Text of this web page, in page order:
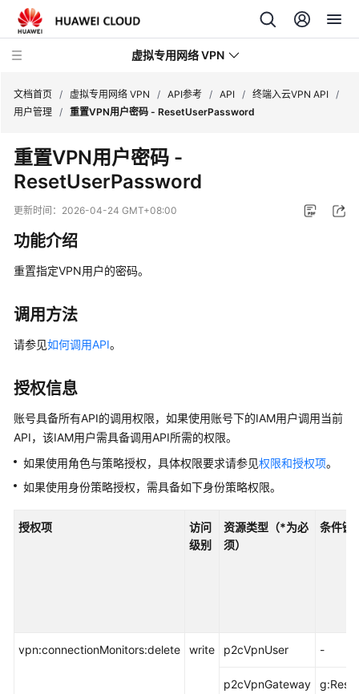
虚拟专用网络 VPN
最
新
动
产
品
介
计
费
明
快
速
门
户
指
文档首页 / 虚拟专用网络 VPN / API参考 / API / 终端入云VPN API /
用户管理 / 重置VPN用户密码 - ResetUserPassword
重置VPN用户密码 -
ResetUserPassword
更新时间： 2026-04-24 GMT+08:00
功能介绍
重置指定VPN用户的密码。
调用方法
请参见如何调用API。
授权信息
账号具备所有API的调用权限，如果使用账号下的IAM用户调用当前
API，该IAM用户需具备调用API所需的权限。
如果使用角色与策略授权，具体权限要求请参见权限和授权项。
如果使用身份策略授权，需具备如下身份策略权限。
授权项
访问
级别
资源类型（*为必
须）
条件键
vpn:connectionMonitors:delete write p2cVpnUser -
p2cVpnGateway